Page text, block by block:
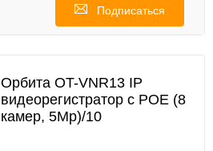
Подписаться
Орбита OT-VNR13 IP
видеорегистратор с POE (8
камер, 5Мр)/10